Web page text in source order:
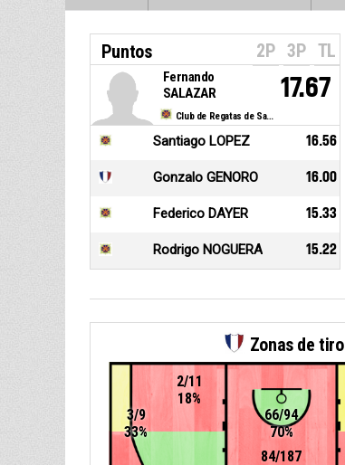
Puntos 2P 3P TL
Club de Regatas de San Nicolas
Fernando
SALAZAR
17.67
Santiago LOPEZ 16.56
Gonzalo GENORO 16.00
Federico DAYER 15.33
Rodrigo NOGUERA 15.22
Zonas de tiro
2/11
18%
84/187
66/94
70%
3/9
33%